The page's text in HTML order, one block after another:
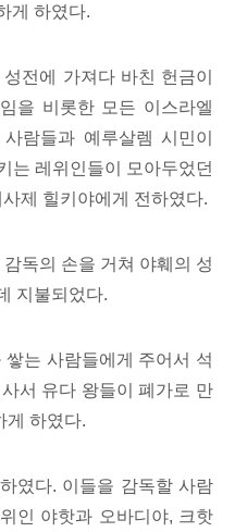
게 하였다.
전에 가져다 바친 헌금이
을 비롯한 모든 이스라엘
람들과 예루살렘 시민이
는 레위인들이 모아두었던
제 힐키야에게 전하였다.
독의 손을 거쳐 야훼의 성
지불되었다.
는 사람들에게 주어서 석
서 유다 왕들이 폐가로 만
게 하였다.
였다. 이들을 감독할 사람
인 야핫과 오바디야, 크핫